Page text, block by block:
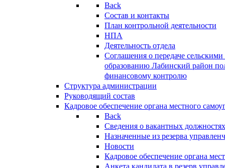
Back
Состав и контакты
План контрольной деятельности
НПА
Деятельность отдела
Соглашения о передаче
образованию Лабинский район
финансовому контролю
Структура администрации
Руководящий состав
Кадровое обеспечение органа местного
Back
Сведения о вакантных
Назначенные из резерва
Новости
Кадровое обеспечение органа
Анкета кандидата в резерв